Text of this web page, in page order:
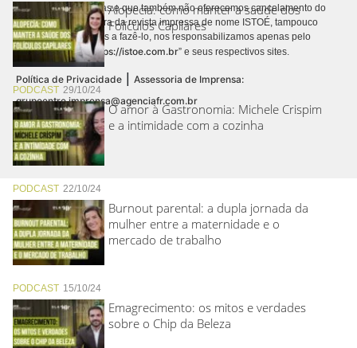
Alopecia: como manter a saúde dos
Folículos Capilares
PODCAST 29/10/24
O amor à Gastronomia: Michele Crispim
e a intimidade com a cozinha
PODCAST 22/10/24
Burnout parental: a dupla jornada da
mulher entre a maternidade e o
mercado de trabalho
PODCAST 15/10/24
Emagrecimento: os mitos e verdades
sobre o Chip da Beleza
realizamos cobranças e que também não oferecemos cancelamento do
contrato de assinatura da revista impressa de nome ISTOÉ, tampouco
autorizamos terceiros a fazê-lo, nos responsabilizamos apenas pelo
conteúdo digital “https://istoe.com.br” e seus respectivos sites.
Política de Privacidade | Assessoria de Imprensa:
grupoentre.imprensa@agenciafr.com.br